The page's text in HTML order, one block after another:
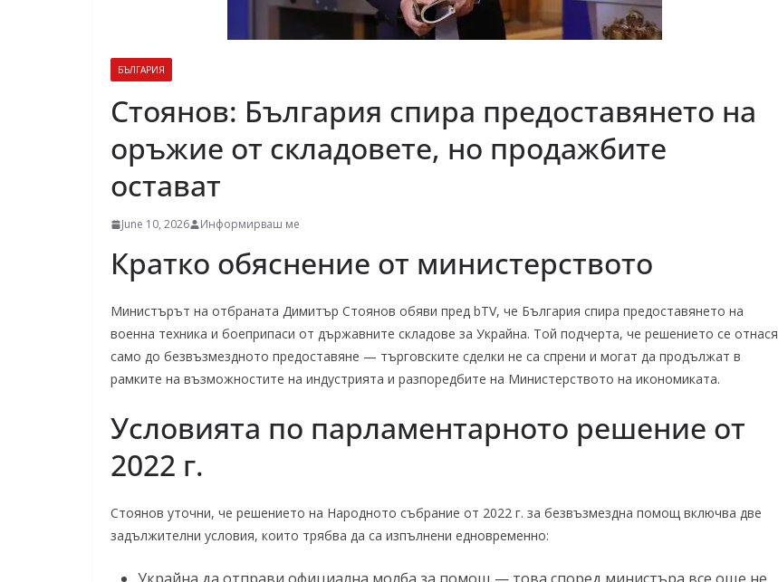
БЪЛГАРИЯ
Стоянов: България спира предоставянето на
оръжие от складовете, но продажбите
остават
June 10, 2026 Информирваш ме
Кратко обяснение от министерството
Министърът на отбраната Димитър Стоянов обяви пред bTV, че България спира предоставянето на
военна техника и боеприпаси от държавните складове за Украйна. Той подчерта, че решението се отнася
само до безвъзмездното предоставяне — търговските сделки не са спрени и могат да продължат в
рамките на възможностите на индустрията и разпоредбите на Министерството на икономиката.
Условията по парламентарното решение от
2022 г.
Стоянов уточни, че решението на Народното събрание от 2022 г. за безвъзмездна помощ включва две
задължителни условия, които трябва да са изпълнени едновременно: